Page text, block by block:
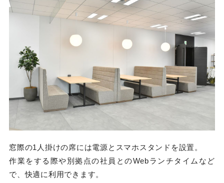
窓際の1人掛けの席には電源とスマホスタンドを設置。
作業をする際や別拠点の社員とのWebランチタイムなど
で、快適に利用できます。